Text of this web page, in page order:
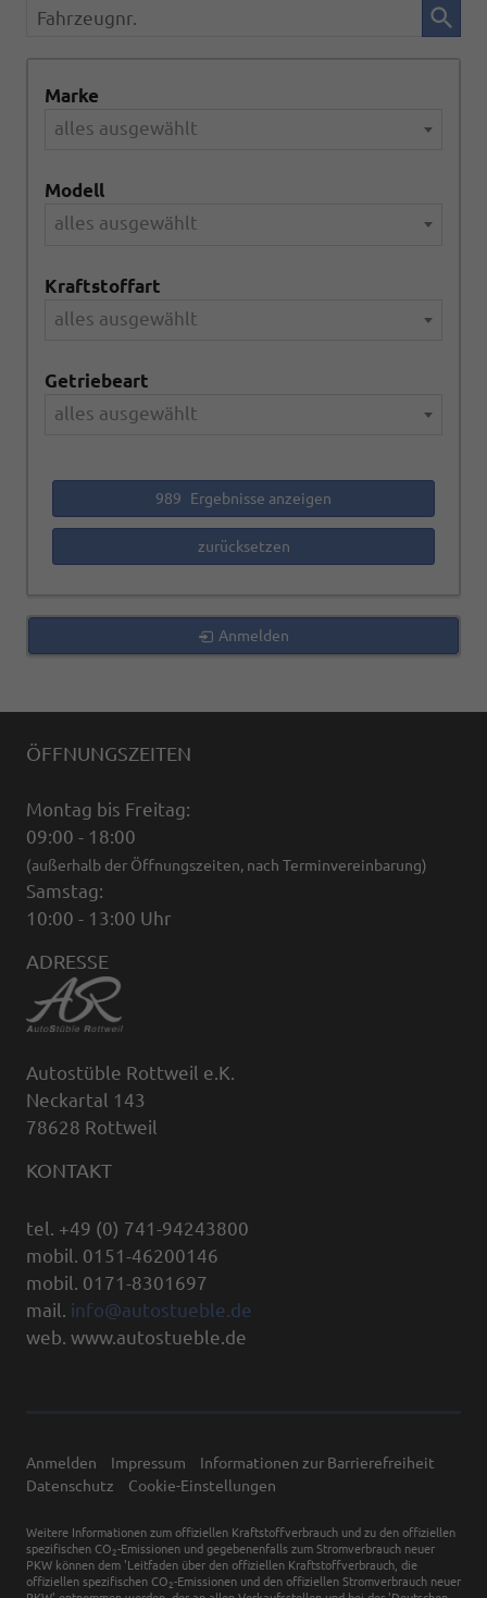
Fahrzeugnr.
Marke
alles ausgewählt
Modell
alles ausgewählt
Kraftstoffart
alles ausgewählt
Getriebeart
alles ausgewählt
989 Ergebnisse anzeigen
zurücksetzen
Anmelden
ÖFFNUNGSZEITEN
Montag bis Freitag:
09:00 - 18:00
(außerhalb der Öffnungszeiten, nach Terminvereinbarung)
Samstag:
10:00 - 13:00 Uhr
ADRESSE
Autostüble Rottweil e.K.
Neckartal 143
78628 Rottweil
KONTAKT
tel. +49 (0) 741-94243800
mobil. 0151-46200146
mobil. 0171-8301697
mail. info@autostueble.de
web. www.autostueble.de
Anmelden Impressum
Informationen zur Barrierefreiheit
Datenschutz
Cookie-Einstellungen
Weitere Informationen zum offiziellen Kraftstoffverbrauch und zu den offiziellen
spezifischen CO 2-Emissionen und gegebenenfalls zum Stromverbrauch neuer
PKW können dem 'Leitfaden über den offiziellen Kraftstoffverbrauch, die
offiziellen spezifischen CO 2-Emissionen und den offiziellen Stromverbrauch neuer